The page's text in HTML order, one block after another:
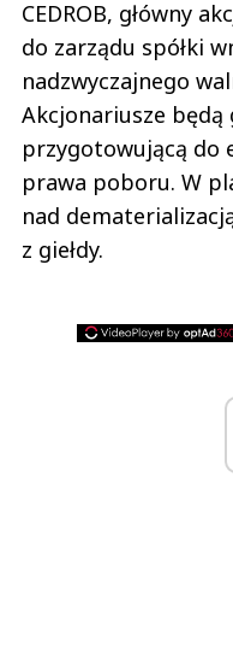
CEDROB, główny
do zarządu spółki
nadzwyczajnego
Akcjonariusze będą
przygotowującą do
prawa poboru. W
nad
z giełdy.